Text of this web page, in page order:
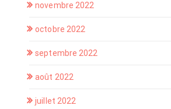
novembre 2022
octobre 2022
septembre 2022
août 2022
juillet 2022